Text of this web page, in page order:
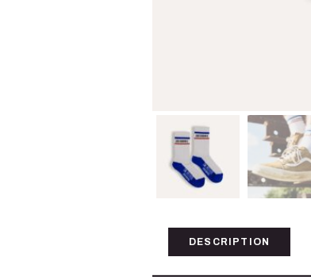
DESCRIPTION